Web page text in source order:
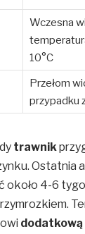
Wczesna
10°C
Przełom
przypadku
trawnik
Ostatnia
około 4-6
dodatkową